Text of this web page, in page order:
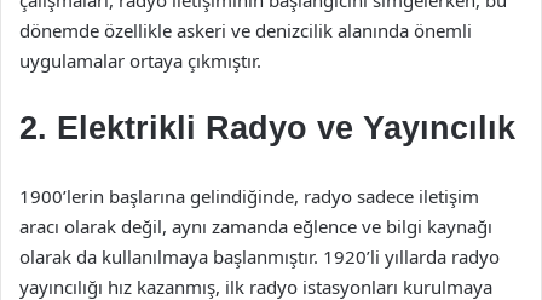
dönemde özellikle askeri ve denizcilik alanında önemli
uygulamalar ortaya çıkmıştır.
2. Elektrikli Radyo ve Yayıncılık
1900’lerin başlarına gelindiğinde, radyo sadece iletişim
aracı olarak değil, aynı zamanda eğlence ve bilgi kaynağı
olarak da kullanılmaya başlanmıştır. 1920’li yıllarda radyo
yayıncılığı hız kazanmış, ilk radyo istasyonları kurulmaya